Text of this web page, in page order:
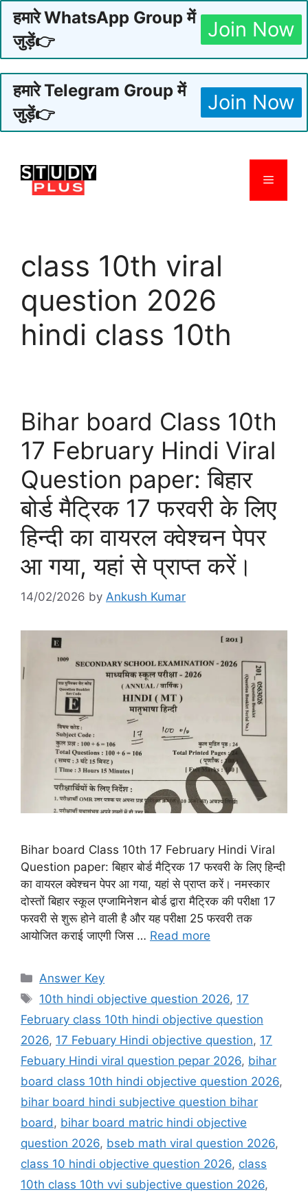
हमारे WhatsApp Group में
जुड़ें👉
Join Now
हमारे Telegram Group में
जुड़ें👉
Join Now
content
Menu
class 10th viral
question 2026
hindi class 10th
Bihar board Class 10th
17 February Hindi Viral
Question paper: बिहार
बोर्ड मैट्रिक 17 फरवरी के लिए
हिन्दी का वायरल क्वेश्चन पेपर
आ गया, यहां से प्राप्त करें।
14/02/2026 by Ankush Kumar
Bihar board Class 10th 17 February Hindi Viral
Question paper: बिहार बोर्ड मैट्रिक 17 फरवरी के लिए हिन्दी
का वायरल क्वेश्चन पेपर आ गया, यहां से प्राप्त करें। नमस्कार
दोस्तों बिहार स्कूल एग्जामिनेशन बोर्ड द्वारा मैट्रिक की परीक्षा 17
फरवरी से शुरू होने वाली है और यह परीक्षा 25 फरवरी तक
आयोजित कराई जाएगी जिस … Read more
Categories
Answer Key
Tags
10th hindi objective question 2026, 17
February class 10th hindi objective question
2026, 17 Febuary Hindi objective question, 17
Febuary Hindi viral question pepar 2026, bihar
board class 10th hindi objective question 2026,
bihar board hindi subjective question bihar
board , bihar board matric hindi objective
question 2026, bseb math viral question 2026,
class 10 hindi objective question 2026, class
10th class 10th vvi subjective question 2026,